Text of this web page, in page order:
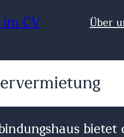
im CV Über
bietet